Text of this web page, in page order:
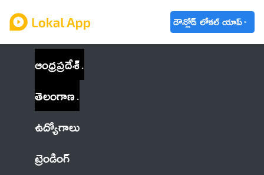
డౌన్లోడ్ లోకల్ యాప్
ఆంధ్రప్రదేశ్
తెలంగాణ
ఉద్యోగాలు
ట్రెండింగ్